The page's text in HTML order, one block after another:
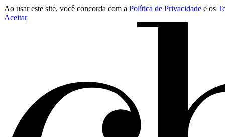
Ao usar este site, você concorda com a Política de Privacidade e os
Aceitar